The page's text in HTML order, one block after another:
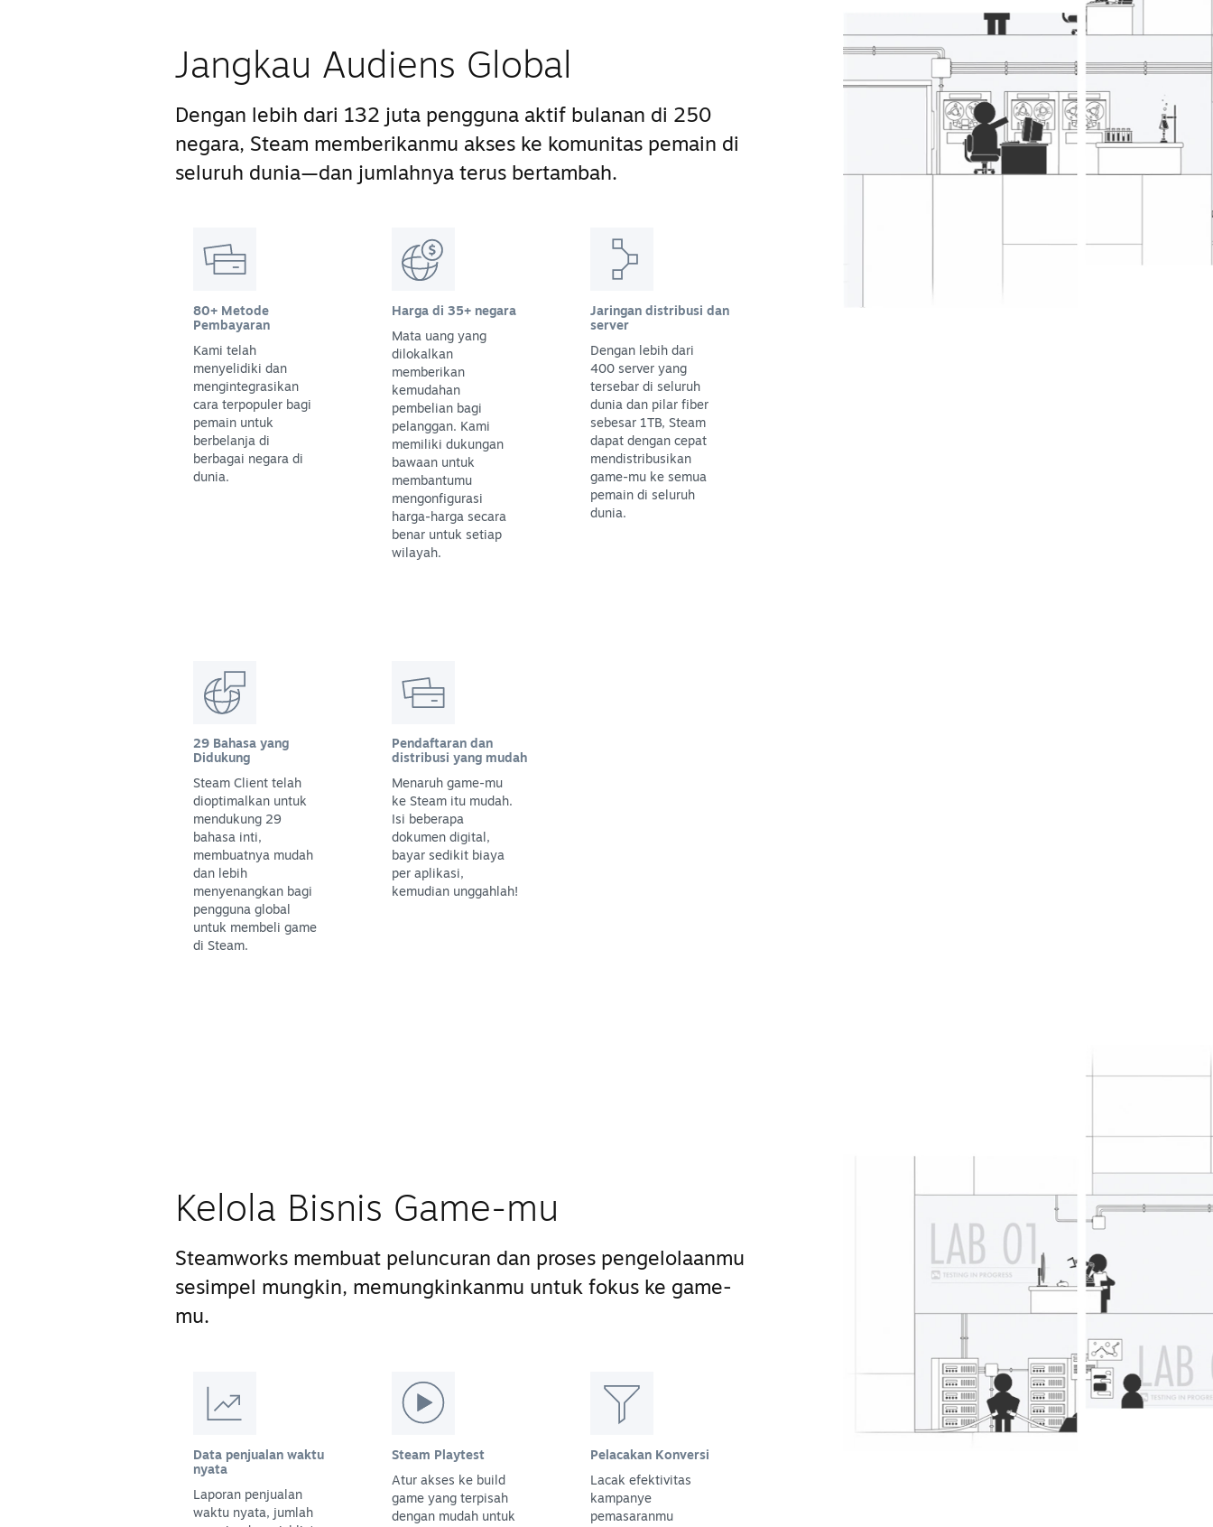
Jangkau Audiens Global
Dengan lebih dari 132 juta pengguna aktif bulanan di 250
negara, Steam memberikanmu akses ke komunitas pemain di
seluruh dunia—dan jumlahnya terus bertambah.
80+ Metode
Pembayaran
Kami telah
menyelidiki dan
mengintegrasikan
cara terpopuler bagi
pemain untuk
berbelanja di
berbagai negara di
dunia.
Harga di 35+ negara
Mata uang yang
dilokalkan
memberikan
kemudahan
pembelian bagi
pelanggan. Kami
memiliki dukungan
bawaan untuk
membantumu
mengonfigurasi
harga-harga secara
benar untuk setiap
wilayah.
Jaringan distribusi dan
server
Dengan lebih dari
400 server yang
tersebar di seluruh
dunia dan pilar fiber
sebesar 1TB, Steam
dapat dengan cepat
mendistribusikan
game-mu ke semua
pemain di seluruh
dunia.
29 Bahasa yang
Didukung
Steam Client telah
dioptimalkan untuk
mendukung 29
bahasa inti,
membuatnya mudah
dan lebih
menyenangkan bagi
pengguna global
untuk membeli game
di Steam.
Pendaftaran dan
distribusi yang mudah
Menaruh game-mu
ke Steam itu mudah.
Isi beberapa
dokumen digital,
bayar sedikit biaya
per aplikasi,
kemudian unggahlah!
Kelola Bisnis Game-mu
Steamworks membuat peluncuran dan proses pengelolaanmu
sesimpel mungkin, memungkinkanmu untuk fokus ke game-
mu.
Data penjualan waktu
nyata
Laporan penjualan
waktu nyata, jumlah
Steam Playtest
Atur akses ke build
game yang terpisah
dengan mudah untuk
Pelacakan Konversi
Lacak efektivitas
kampanye
pemasaranmu